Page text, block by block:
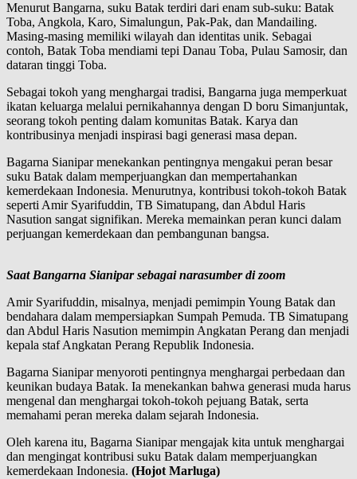
Menurut Bangarna, suku Batak terdiri dari enam sub-suku: Batak
Toba, Angkola, Karo, Simalungun, Pak-Pak, dan Mandailing.
Masing-masing memiliki wilayah dan identitas unik. Sebagai
contoh, Batak Toba mendiami tepi Danau Toba, Pulau Samosir, dan
dataran tinggi Toba.
Sebagai tokoh yang menghargai tradisi, Bangarna juga memperkuat
ikatan keluarga melalui pernikahannya dengan D boru Simanjuntak,
seorang tokoh penting dalam komunitas Batak. Karya dan
kontribusinya menjadi inspirasi bagi generasi masa depan.
Bagarna Sianipar menekankan pentingnya mengakui peran besar
suku Batak dalam memperjuangkan dan mempertahankan
kemerdekaan Indonesia. Menurutnya, kontribusi tokoh-tokoh Batak
seperti Amir Syarifuddin, TB Simatupang, dan Abdul Haris
Nasution sangat signifikan. Mereka memainkan peran kunci dalam
perjuangan kemerdekaan dan pembangunan bangsa.
Saat Bangarna Sianipar sebagai narasumber di zoom
Amir Syarifuddin, misalnya, menjadi pemimpin Young Batak dan
bendahara dalam mempersiapkan Sumpah Pemuda. TB Simatupang
dan Abdul Haris Nasution memimpin Angkatan Perang dan menjadi
kepala staf Angkatan Perang Republik Indonesia.
Bagarna Sianipar menyoroti pentingnya menghargai perbedaan dan
keunikan budaya Batak. Ia menekankan bahwa generasi muda harus
mengenal dan menghargai tokoh-tokoh pejuang Batak, serta
memahami peran mereka dalam sejarah Indonesia.
Oleh karena itu, Bagarna Sianipar mengajak kita untuk menghargai
dan mengingat kontribusi suku Batak dalam memperjuangkan
kemerdekaan Indonesia. (Hojot Marluga)